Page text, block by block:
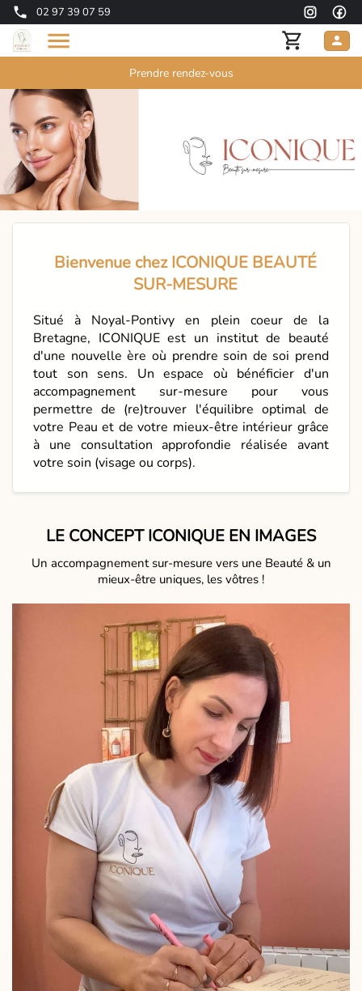
02 97 39 07 59
Prendre rendez-vous
Bienvenue chez ICONIQUE BEAUTÉ
SUR-MESURE
Situé à Noyal-Pontivy en plein coeur de la
Bretagne, ICONIQUE est un institut de beauté
d'une nouvelle ère où prendre soin de soi prend
tout son sens. Un espace où bénéficier d'un
accompagnement sur-mesure pour vous
permettre de (re)trouver l'équilibre optimal de
votre Peau et de votre mieux-être intérieur grâce
à une consultation approfondie réalisée avant
votre soin (visage ou corps).
LE CONCEPT ICONIQUE EN IMAGES
Un accompagnement sur-mesure vers une Beauté & un
mieux-être uniques, les vôtres !